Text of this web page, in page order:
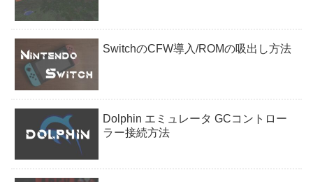
SwitchのCFW導入/ROMの吸出し方法
Dolphin エミュレータ GCコントロー
ラー接続方法